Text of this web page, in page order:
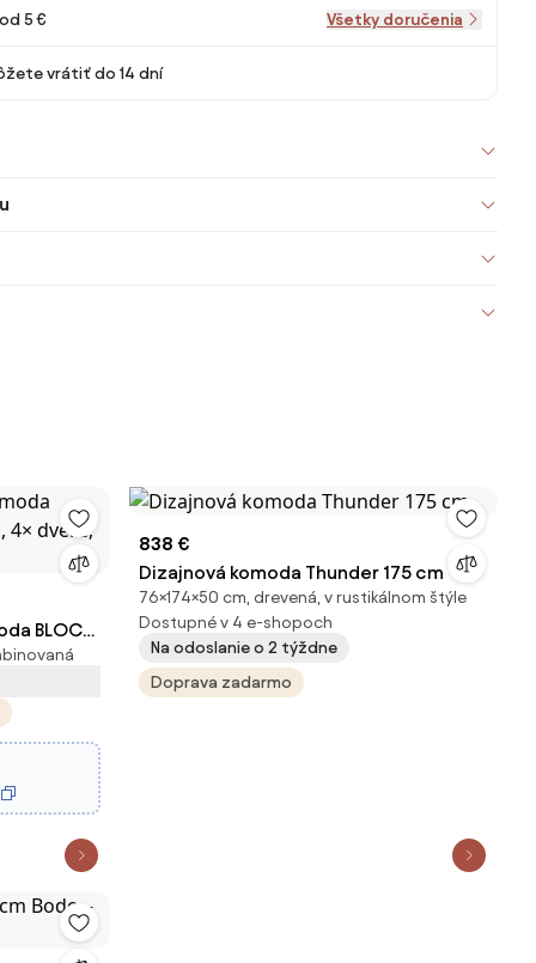
5 € Všetky doručenia
vrátiť do 14 dní
BLOCK,
dub
838 €
Dizajnová komoda Thunder 175 cm
76×174×50 cm, drevená, v rustikálnom štýle
Dostupné v 4 e-shopoch
Na odoslanie o 2 týždne
Doprava zadarmo